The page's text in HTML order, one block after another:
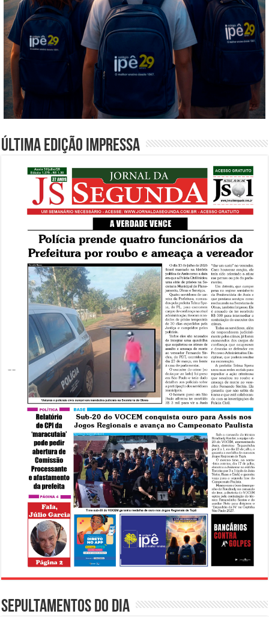
Última edição impressa
Sepultamentos do dia